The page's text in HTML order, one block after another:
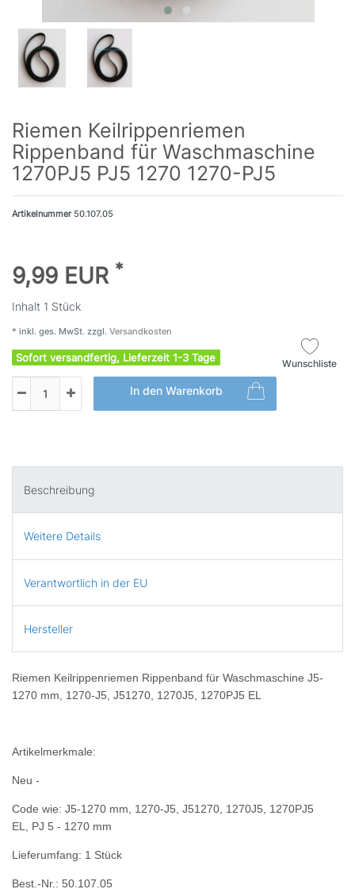
Riemen Keilrippenriemen
Rippenband für Waschmaschine
1270PJ5 PJ5 1270 1270-PJ5
Artikelnummer 50.107.05
9,99 EUR *
Inhalt 1 Stück
* inkl. ges. MwSt. zzgl. Versandkosten
Sofort versandfertig, Lieferzeit 1-3 Tage
In den Warenkorb
Wunschliste
Beschreibung
Weitere Details
Verantwortlich in der EU
Hersteller
Riemen Keilrippenriemen Rippenband für Waschmaschine J5-
1270 mm, 1270-J5, J51270, 1270J5, 1270PJ5 EL
Artikelmerkmale:
Neu -
Code wie: J5-1270 mm, 1270-J5, J51270, 1270J5, 1270PJ5
EL, PJ 5 - 1270 mm
Lieferumfang: 1 Stück
Best.-Nr.: 50.107.05